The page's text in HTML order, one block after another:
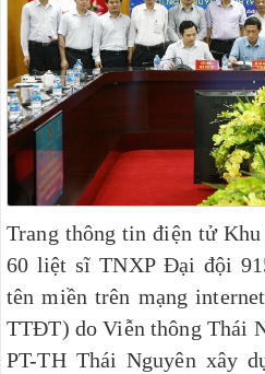
Trang thông tin điện tử
60 liệt sĩ TNXP Đại đội
tên miền trên mạng
TTĐT) do Viễn thông Thái
PT-TH Thái Nguyên xây